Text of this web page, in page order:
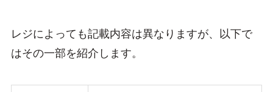
レジによっても記載内容は異なりますが、以下で
はその一部を紹介します。